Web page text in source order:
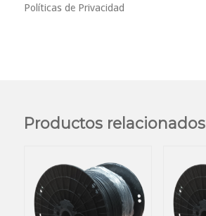
Políticas de Privacidad
Productos relacionados